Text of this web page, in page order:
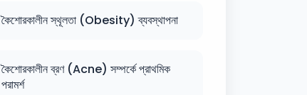
কৈশোরকালীন স্থূলতা (Obesity) ব্যবস্থাপনা
কৈশোরকালীন ব্রণ (Acne) সম্পর্কে প্রাথমিক
পরামর্শ